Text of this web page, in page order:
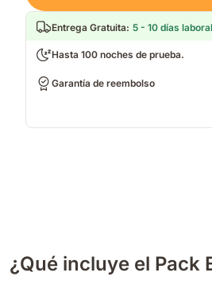
Entrega Gratuita: 5 - 10 días
Hasta 100 noches de prueba.
Garantía de reembolso
¿Qué incluye el Pack